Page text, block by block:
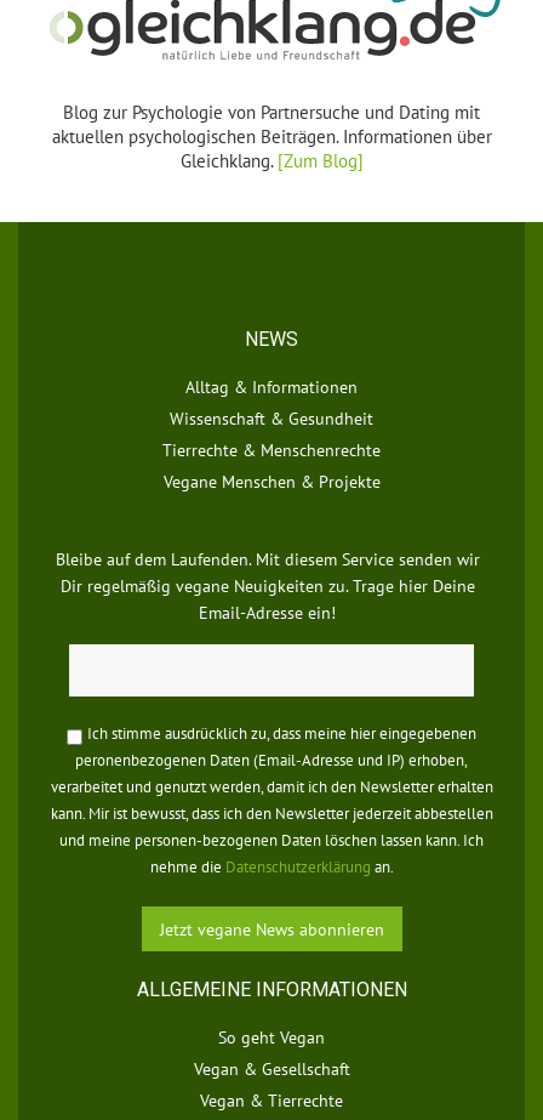
Blog zur Psychologie von Partnersuche und Dating mit
aktuellen psychologischen Beiträgen. Informationen über
Gleichklang. [Zum Blog]
NEWS
Alltag & Informationen
Wissenschaft & Gesundheit
Tierrechte & Menschenrechte
Vegane Menschen & Projekte
Bleibe auf dem Laufenden. Mit diesem Service senden wir
Dir regelmäßig vegane Neuigkeiten zu. Trage hier Deine
Email-Adresse ein!
Ich stimme ausdrücklich zu, dass meine hier eingegebenen
peronenbezogenen Daten (Email-Adresse und IP) erhoben,
verarbeitet und genutzt werden, damit ich den Newsletter erhalten
kann. Mir ist bewusst, dass ich den Newsletter jederzeit abbestellen
und meine personen-bezogenen Daten löschen lassen kann. Ich
nehme die Datenschutzerklärung an.
ALLGEMEINE INFORMATIONEN
So geht Vegan
Vegan & Gesellschaft
Vegan & Tierrechte